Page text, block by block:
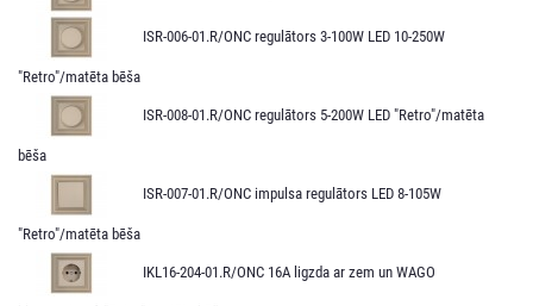
ISR-006-01.R/ONC regulātors 3-100W LED 10-250W
"Retro"/matēta bēša
ISR-008-01.R/ONC regulātors 5-200W LED "Retro"/matēta
bēša
ISR-007-01.R/ONC impulsa regulātors LED 8-105W
"Retro"/matēta bēša
IKL16-204-01.R/ONC 16A ligzda ar zem un WAGO